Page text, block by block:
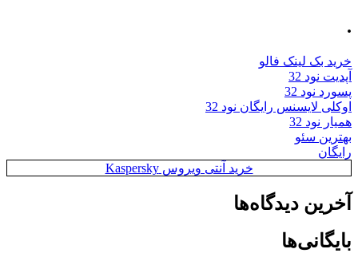
.
خرید بک لینک فالو
آپدیت نود 32
پسورد نود 32
اوکلی لایسنس رایگان نود 32
همیار نود 32
بهترین سئو
رایگان
خرید آنتی ویروس Kaspersky
آخرین دیدگاه‌ها
بایگانی‌ها